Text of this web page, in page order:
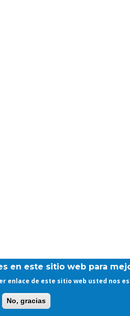
en este sitio web para
enlace de este sitio web usted nos
No, gracias